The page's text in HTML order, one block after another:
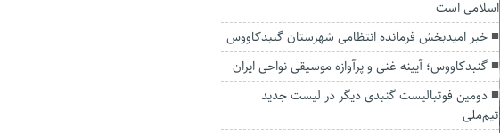
اسلامی است
خبر امیدبخش فرمانده انتظامی شهرستان گنبدکاووس
گنبدکاووس؛ آیینه غنی و پرآوازه موسیقی نواحی ایران
دومین فوتبالیست گنبدی دیگر در لیست جدید
تیم‌ملی